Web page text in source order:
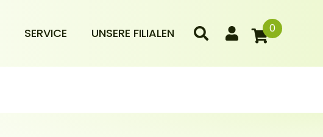
SERVICE UNSERE FILIALEN 0